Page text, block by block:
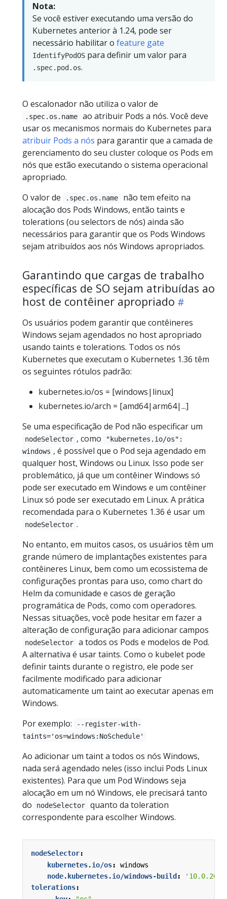
Nota:
Se você estiver executando uma versão do
Kubernetes anterior à 1.24, pode ser
necessário habilitar o feature gate
IdentifyPodOS para definir um valor para
.spec.pod.os.
O escalonador não utiliza o valor de
.spec.os.name
ao atribuir Pods a nós. Você deve
usar os mecanismos normais do Kubernetes para
atribuir Pods a nós para garantir que a camada de
gerenciamento do seu cluster coloque os Pods em
nós que estão executando o sistema operacional
apropriado.
O valor de
.spec.os.name
não tem efeito na
alocação dos Pods Windows, então taints e
tolerations (ou selectors de nós) ainda são
necessários para garantir que os Pods Windows
sejam atribuídos aos nós Windows apropriados.
Garantindo que cargas de trabalho
específicas de SO sejam atribuídas ao
host de contêiner apropriado
Os usuários podem garantir que contêineres
Windows sejam agendados no host apropriado
usando taints e tolerations. Todos os nós
Kubernetes que executam o Kubernetes 1.36 têm
os seguintes rótulos padrão:
kubernetes.io/os = [windows|linux]
kubernetes.io/arch = [amd64|arm64|...]
Se uma especificação de Pod não especificar um
nodeSelector , como
"kubernetes.io/os":
windows , é possível que o Pod seja agendado em
qualquer host, Windows ou Linux. Isso pode ser
problemático, já que um contêiner Windows só
pode ser executado em Windows e um contêiner
Linux só pode ser executado em Linux. A prática
recomendada para o Kubernetes 1.36 é usar um
nodeSelector .
No entanto, em muitos casos, os usuários têm um
grande número de implantações existentes para
contêineres Linux, bem como um ecossistema de
configurações prontas para uso, como chart do
Helm da comunidade e casos de geração
programática de Pods, como com operadores.
Nessas situações, você pode hesitar em fazer a
alteração de configuração para adicionar campos
nodeSelector
a todos os Pods e modelos de Pod.
A alternativa é usar taints. Como o kubelet pode
definir taints durante o registro, ele pode ser
facilmente modificado para adicionar
automaticamente um taint ao executar apenas em
Windows.
Por exemplo:
--register-with-
taints='os=windows:NoSchedule'
Ao adicionar um taint a todos os nós Windows,
nada será agendado neles (isso inclui Pods Linux
existentes). Para que um Pod Windows seja
alocação em um nó Windows, ele precisará tanto
do
nodeSelector
quanto da toleration
correspondente para escolher Windows.
nodeSelector:
kubernetes.io/os:
windows
node.kubernetes.io/windows-build :
tolerations: